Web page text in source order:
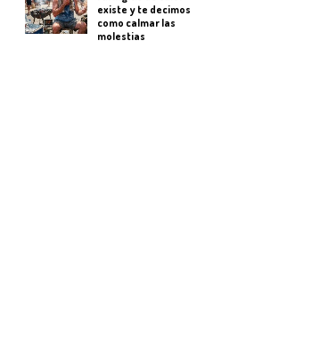
existe y te decimos
como calmar las
molestias